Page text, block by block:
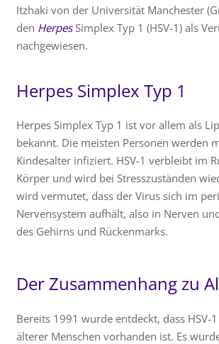
Itzhaki von der Universität Manchester
den HerpesSimplex Typ 1 (HSV-1) als
nachgewiesen.
Herpes Simplex Typ 1
Herpes Simplex Typ 1 ist vor allem als
bekannt. Die meisten Personen werden
Kindesalter infiziert. HSV-1 verbleibt im
Körper und wird bei Stresszuständen
wird vermutet, dass der Virus sich im
Nervensystem aufhält, also in Nerven
des Gehirns und Rückenmarks.
Der Zusammenhang zu
Bereits 1991 wurde entdeckt, dass HSV-
älterer Menschen vorhanden ist. Es